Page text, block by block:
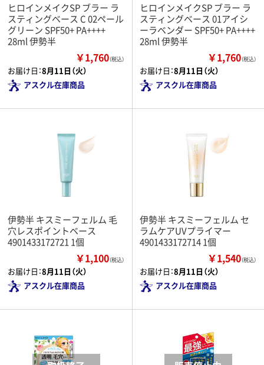
ヒロインメイクSP ブラー ラ
スティングベース C 02ペール
グリーン SPF50+ PA++++
28ml 伊勢半
￥1,760（税込）
お届け日：8月11日（火）
アスクル在庫商品
ヒロインメイクSP ブラー ラ
スティングベース 01アイシ
ーラベンダー SPF50+ PA++++
28ml 伊勢半
￥1,760（税込）
お届け日：8月11日（火）
アスクル在庫商品
伊勢半 キスミーフェルム 毛
穴レスポイントベース
4901433172721 1個
￥1,100（税込）
お届け日：8月11日（火）
アスクル在庫商品
伊勢半 キスミーフェルム セ
ラムケアUVプライマー
4901433172714 1個
￥1,540（税込）
お届け日：8月11日（火）
アスクル在庫商品